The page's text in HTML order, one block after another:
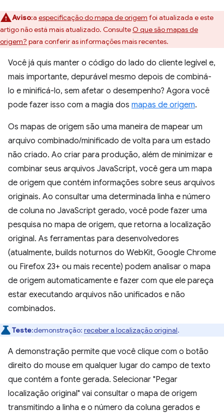
Aviso:a especificação do mapa de origem foi atualizada e este
artigo não está mais atualizado. ConsulteO que são mapas de
origem? para conferir as informações mais recentes.
Você já quis manter o código do lado do cliente legível e,
mais importante, depurável mesmo depois de combiná-
lo e minificá-lo, sem afetar o desempenho? Agora você
pode fazer isso com a magia dos mapas de origem.
Os mapas de origem são uma maneira de mapear um
arquivo combinado/minificado de volta para um estado
não criado. Ao criar para produção, além de minimizar e
combinar seus arquivos JavaScript, você gera um mapa
de origem que contém informações sobre seus arquivos
originais. Ao consultar uma determinada linha e número
de coluna no JavaScript gerado, você pode fazer uma
pesquisa no mapa de origem, que retorna a localização
original. As ferramentas para desenvolvedores
(atualmente, builds noturnos do WebKit, Google Chrome
ou Firefox 23+ ou mais recente) podem analisar o mapa
de origem automaticamente e fazer com que ele pareça
estar executando arquivos não unificados e não
combinados.
Teste:demonstração: receber a localização original.
A demonstração permite que você clique com o botão
direito do mouse em qualquer lugar do campo de texto
que contém a fonte gerada. Selecionar "Pegar
localização original" vai consultar o mapa de origem
transmitindo a linha e o número da coluna gerados e